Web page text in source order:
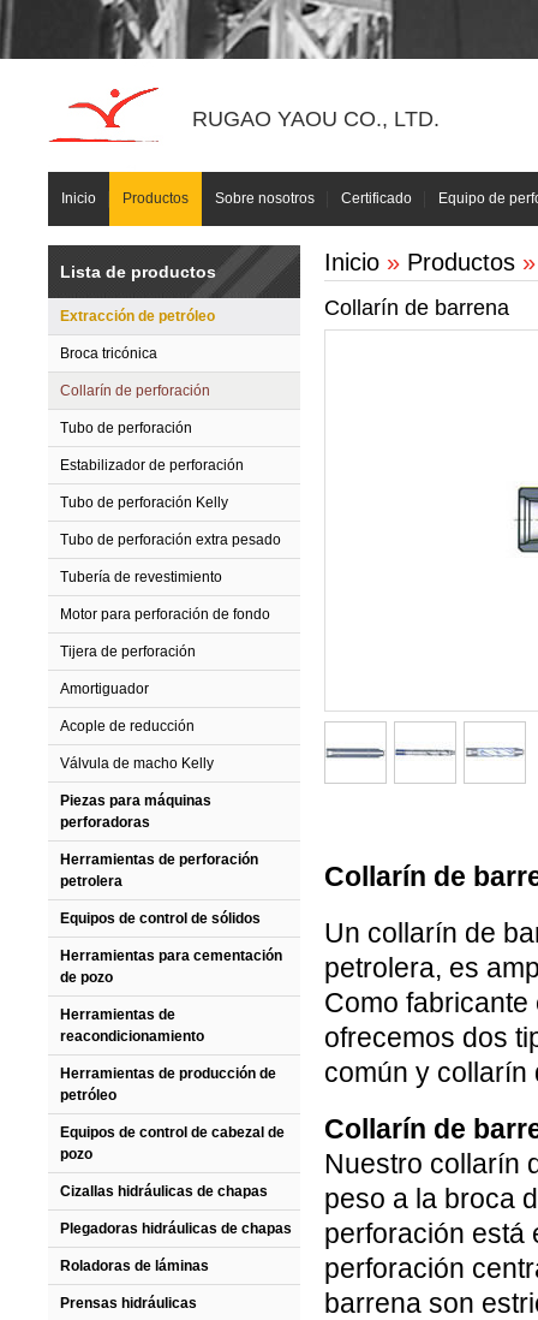
RUGAO YAOU CO., LTD.
Inicio Productos Sobre nosotros Certificado Equipo de
Lista de productos
Extracción de petróleo
Broca tricónica
Collarín de perforación
Tubo de perforación
Estabilizador de perforación
Tubo de perforación Kelly
Tubo de perforación extra pesado
Tubería de revestimiento
Motor para perforación de fondo
Tijera de perforación
Amortiguador
Acople de reducción
Válvula de macho Kelly
Piezas para máquinas
perforadoras
Herramientas de perforación
petrolera
Equipos de control de sólidos
Herramientas para cementación
de pozo
Herramientas de
reacondicionamiento
Herramientas de producción de
petróleo
Equipos de control de cabezal de
pozo
Cizallas hidráulicas de chapas
Plegadoras hidráulicas de chapas
Roladoras de láminas
Prensas hidráulicas
Inicio » Productos
Collarín de barrena
Collarín de
Un collarín de
petrolera, es
Como
ofrecemos dos
común y collarín
Collarín de
Nuestro collarín
peso a la broca
perforación está
perforación
barrena son